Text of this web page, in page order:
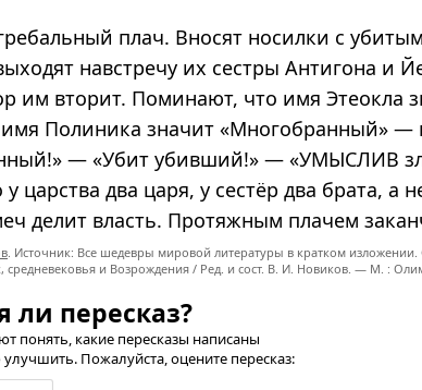
плач. Вносят носилки с
навстречу их сестры Антигона и
им вторит. Поминают, что имя Этеокла
Полиника значит «Многобранный» —
— «Убит убивший!» — «УМЫСЛИВ
царства два царя, у сестёр два брата, а
делит власть. Протяжным плачем
. Источник: Все шедевры мировой литературы в кратком
средневековья и Возрождения / Ред. и сост. В. И. Новиков. — М. :
ли пересказ?
понять, какие пересказы написаны
Пожалуйста, оцените пересказ: